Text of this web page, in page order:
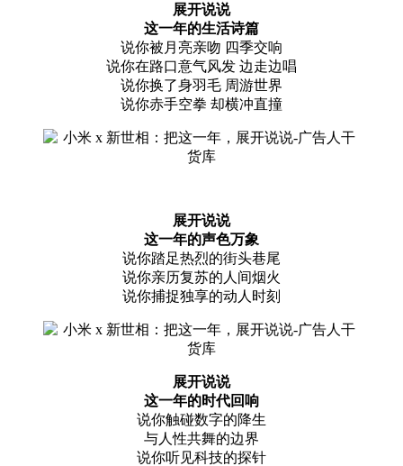
展开说说
这一年的生活诗篇
说你被月亮亲吻 四季交响
说你在路口意气风发 边走边唱
说你换了身羽毛 周游世界
说你赤手空拳 却横冲直撞
展开说说
这一年的声色万象
说你踏足热烈的街头巷尾
说你亲历复苏的人间烟火
说你捕捉独享的动人时刻
展开说说
这一年的时代回响
说你触碰数字的降生
与人性共舞的边界
说你听见科技的探针